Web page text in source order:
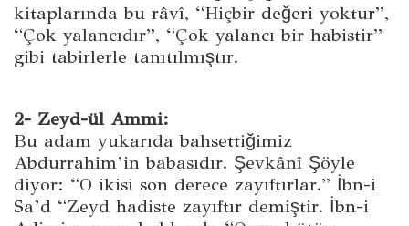
kitaplarında bu râvî, “Hiçbir değeri yoktur”,
“Çok yalancıdır”, “Çok yalancı bir habistir”
gibi tabirlerle tanıtılmıştır.
2- Zeyd-ül Ammi:
Bu adam yukarıda bahsettiğimiz
Abdurrahim’in babasıdır. Şevkânî Şöyle
diyor: “O ikisi son derece zayıftırlar.” İbn-i
Sa’d “Zeyd hadiste zayıftır demiştir. İbn-i